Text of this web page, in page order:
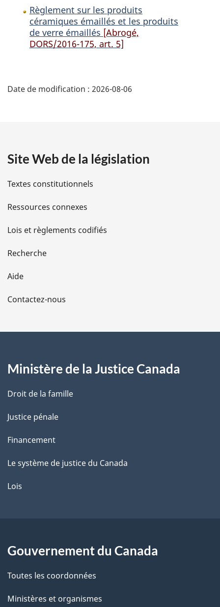
Règlement sur les produits
céramiques émaillés et les produits
de verre émaillés [Abrogé,
DORS/2016-175, art. 5]
é
i
l
s
d
e
l
a
e
Date de modification : 2026-08-06
Site Web de la législation
Textes constitutionnels
Ressources connexes
Lois et règlements codifiés
Recherche
Aide
Contactez-nous
Ministère de la Justice Canada
Droit de la famille
Justice pénale
Financement
Le système de justice du Canada
Lois
Gouvernement du Canada
Toutes les coordonnées
Ministères et organismes